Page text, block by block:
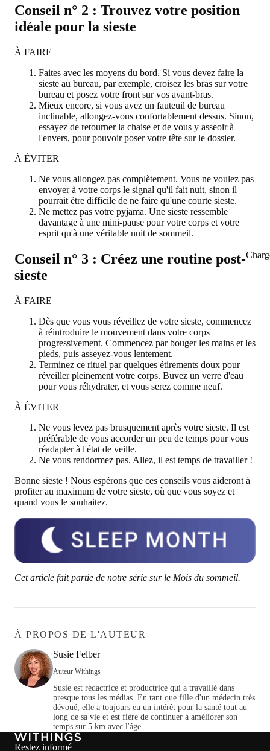
Conseil n° 2 : Trouvez votre position
idéale pour la sieste
À FAIRE
Faites avec les moyens du bord. Si vous devez faire la
sieste au bureau, par exemple, croisez les bras sur votre
bureau et posez votre front sur vos avant-bras.
Mieux encore, si vous avez un fauteuil de bureau
inclinable, allongez-vous confortablement dessus. Sinon,
essayez de retourner la chaise et de vous y asseoir à
l'envers, pour pouvoir poser votre tête sur le dossier.
À ÉVITER
Ne vous allongez pas complètement. Vous ne voulez pas
envoyer à votre corps le signal qu'il fait nuit, sinon il
pourrait être difficile de ne faire qu'une courte sieste.
Ne mettez pas votre pyjama. Une sieste ressemble
davantage à une mini-pause pour votre corps et votre
esprit qu'à une véritable nuit de sommeil.
Conseil n° 3 : Créez une routine post-
sieste
À FAIRE
Dès que vous vous réveillez de votre sieste, commencez
à réintroduire le mouvement dans votre corps
progressivement. Commencez par bouger les mains et les
pieds, puis asseyez-vous lentement.
Terminez ce rituel par quelques étirements doux pour
réveiller pleinement votre corps. Buvez un verre d'eau
pour vous réhydrater, et vous serez comme neuf.
À ÉVITER
Ne vous levez pas brusquement après votre sieste. Il est
préférable de vous accorder un peu de temps pour vous
réadapter à l'état de veille.
Ne vous rendormez pas. Allez, il est temps de travailler !
Bonne sieste ! Nous espérons que ces conseils vous aideront à
profiter au maximum de votre sieste, où que vous soyez et
quand vous le souhaitez.
Cet article fait partie de notre série sur le Mois du sommeil.
À PROPOS DE L'AUTEUR
Susie Felber
Auteur Withings
Susie est rédactrice et productrice qui a travaillé dans
presque tous les médias. En tant que fille d'un médecin très
dévoué, elle a toujours eu un intérêt pour la santé tout au
long de sa vie et est fière de continuer à améliorer son
temps sur 5 km avec l'âge.
Restez informé